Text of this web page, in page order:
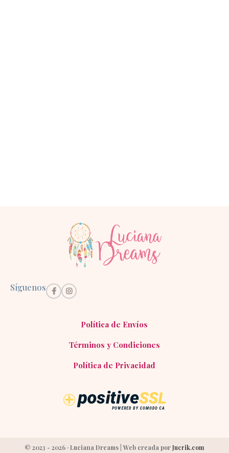
Síguenos
Política de Envíos
Términos y Condiciones
Política de Privacidad
© 2023 - 2026 · Luciana Dreams | Web creada porJucrik.com